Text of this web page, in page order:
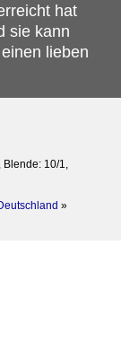
hat
sie kann
lieben
10/1,
»